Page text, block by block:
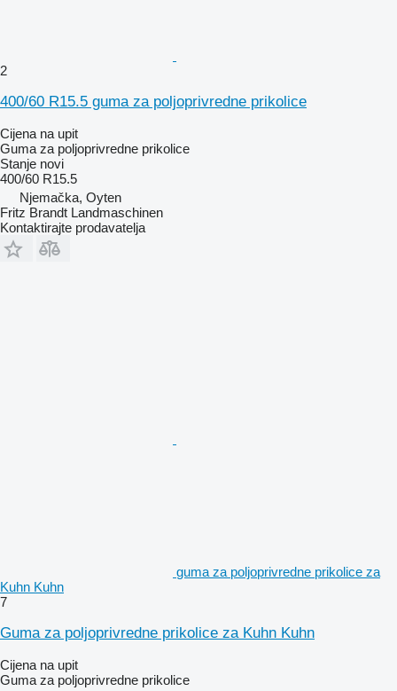
2
400/60 R15.5 guma za poljoprivredne prikolice
Cijena na upit
Guma za poljoprivredne prikolice
Stanje novi
400/60 R15.5
Njemačka, Oyten
Fritz Brandt Landmaschinen
Kontaktirajte prodavatelja
guma za poljoprivredne prikolice za
Kuhn Kuhn
7
Guma za poljoprivredne prikolice za Kuhn Kuhn
Cijena na upit
Guma za poljoprivredne prikolice